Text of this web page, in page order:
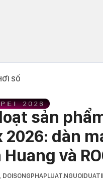
SỐ
sản
dàn
và
,